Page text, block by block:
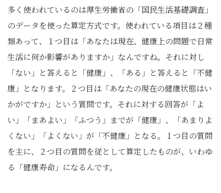
多く使われているのは厚生労働省の「国民生活基礎調査」
のデータを使った算定方式です。使われている項目は２種
類あって、１つ目は「あなたは現在、健康上の問題で日常
生活に何か影響がありますか」なんですね。それに対し
「ない」と答えると「健康」、「ある」と答えると「不健
康」となります。２つ目は「あなたの現在の健康状態はい
かがですか」という質問です。それに対する回答が「よ
い」「まあよい」「ふつう」までが「健康」、「あまりよ
くない」「よくない」が「不健康」となる。１つ目の質問
を主に、２つ目の質問を従として算定したものが、いわゆ
る「健康寿命」になるんです。